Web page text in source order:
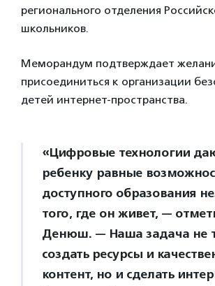
регионального отделения
школьников.
Меморандум подтверждает
присоединиться к организации
детей интернет-пространства.
«Цифровые технологии
ребенку равные
доступного образования
того, где он живет, —
Денюш. — Наша задача не
создать ресурсы и
контент, но и сделать